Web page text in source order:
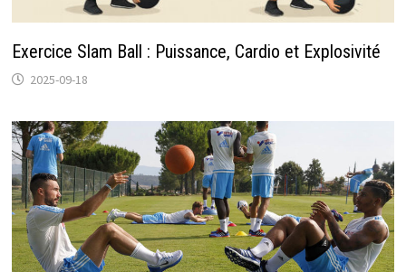
Exercice Slam Ball : Puissance, Cardio et Explosivité
2025-09-18